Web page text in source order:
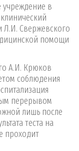
в
Л.И. Свержевского
помощи
А.И. Крюков
соблюдения
перерывом
лишь после
теста на
проходит